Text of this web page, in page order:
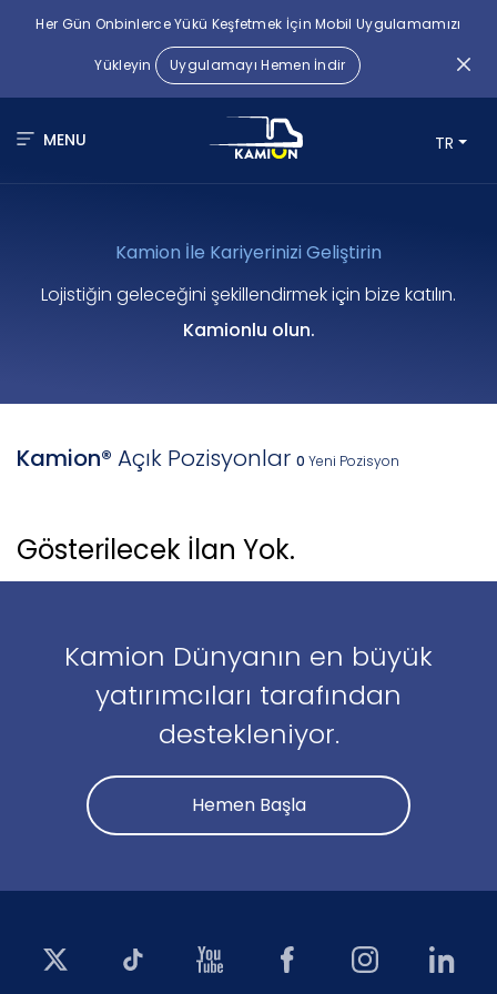
Her Gün Onbinlerce Yükü Keşfetmek İçin Mobil Uygulamamızı
Yükleyin Uygulamayı Hemen İndir
MENU TR
Kamion İle Kariyerinizi Geliştirin
Lojistiğin geleceğini şekillendirmek için bize katılın.
Kamionlu olun.
Kamion® Açık Pozisyonlar 0 Yeni Pozisyon
Gösterilecek İlan Yok.
Kamion Dünyanın en büyük
yatırımcıları tarafından
destekleniyor.
Hemen Başla